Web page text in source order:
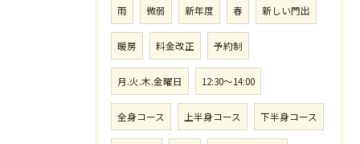
雨 微弱 新年度 春 新しい門出
暖房 料金改正 予約制
月.火.木.金曜日 12:30〜14:00
全身コース 上半身コース 下半身コース